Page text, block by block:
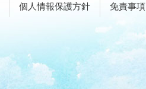
個人情報保護方針 免責事項